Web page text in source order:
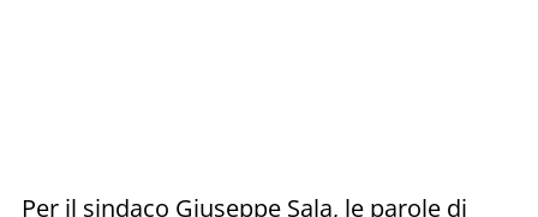
Per il sindaco Giuseppe Sala, le parole di